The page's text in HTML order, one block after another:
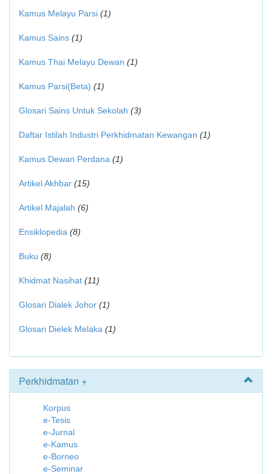
Kamus Melayu Parsi (1)
Kamus Sains (1)
Kamus Thai Melayu Dewan (1)
Kamus Parsi(Beta) (1)
Glosari Sains Untuk Sekolah (3)
Daftar Istilah Industri Perkhidmatan Kewangan (1)
Kamus Dewan Perdana (1)
Artikel Akhbar (15)
Artikel Majalah (6)
Ensiklopedia (8)
Buku (8)
Khidmat Nasihat (11)
Glosari Dialek Johor (1)
Glosari Dielek Melaka (1)
Perkhidmatan +
Korpus
e-Tesis
e-Jurnal
e-Kamus
e-Borneo
e-Seminar